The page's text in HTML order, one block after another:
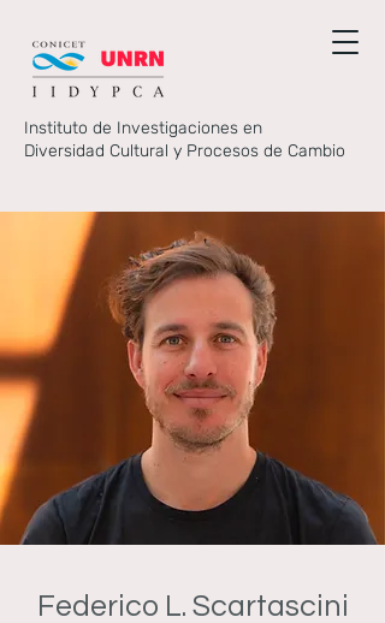
Instituto de Investigaciones en
Diversidad Cultural y Procesos de Cambio
Federico L. Scartascini